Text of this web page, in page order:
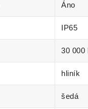
Áno
IP65
30 000
hliník
šedá